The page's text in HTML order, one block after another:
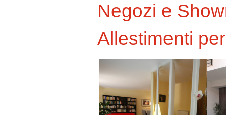
Negozi e
Allestimenti